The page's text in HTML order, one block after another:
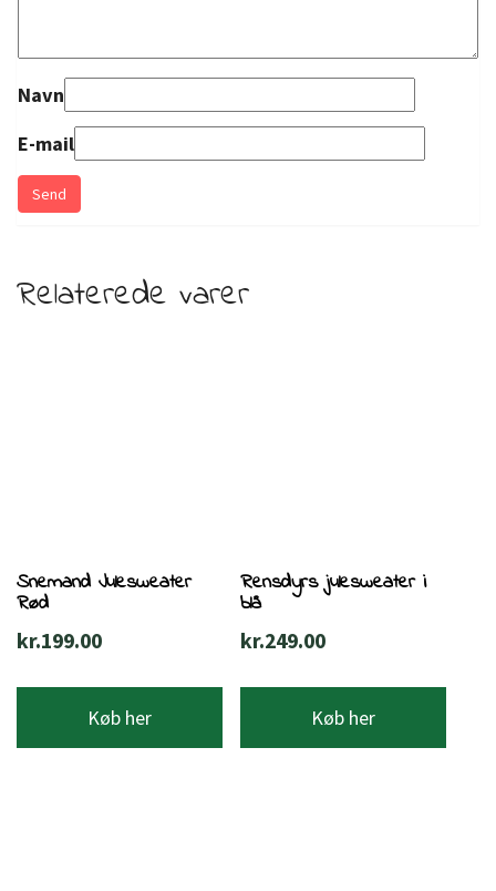
Navn
E-mail
Relaterede varer
Snemand Julesweater
Rød
kr.199.00
Køb her
Rensdyrs julesweater i
blå
kr.249.00
Køb her